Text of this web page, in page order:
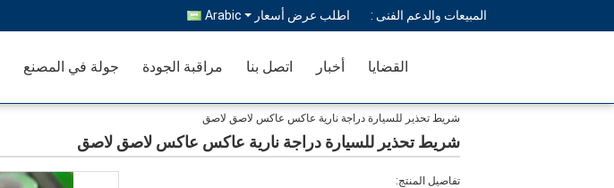
المبيعات والدعم الفنى : اطلب عرض أسعار Arabic
جولة في المصنع مراقبة الجودة اتصل بنا أخبار القضايا
شريط تحذير للسيارة دراجة نارية عاكس عاكس لاصق لاصق
شريط تحذير للسيارة دراجة نارية عاكس عاكس لاصق لاصق
تفاصيل المنتج: